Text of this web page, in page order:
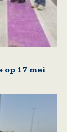
op 17 mei